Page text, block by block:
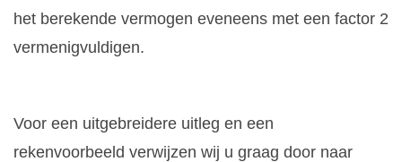
het berekende vermogen eveneens met een factor 2
vermenigvuldigen.
Voor een uitgebreidere uitleg en een
rekenvoorbeeld verwijzen wij u graag door naar